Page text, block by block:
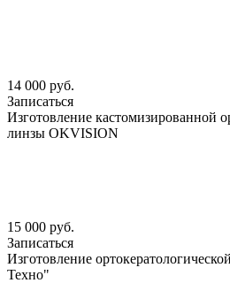
14 000 руб.
Записаться
Изготовление кастомизированной
линзы OKVISION
15 000 руб.
Записаться
Изготовление
Техно"